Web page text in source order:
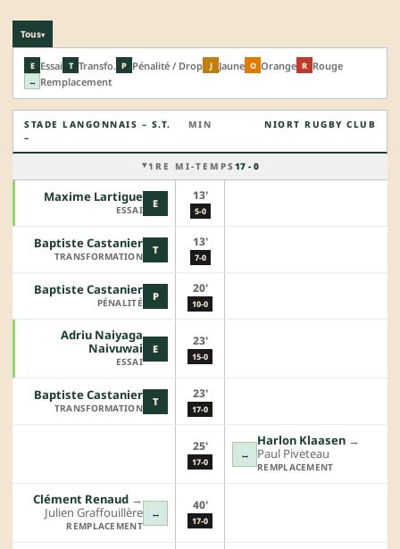
Tous▾
E Essai T Transfo. P Pénalité / Drop J Jaune O Orange R Rouge
↔ Remplacement
STADE LANGONNAIS – S.T.
–
MIN NIORT RUGBY CLUB
1RE MI-TEMPS 17 - 0
E
Maxime Lartigue
ESSAI
13'
5-0
T
Baptiste Castanier
TRANSFORMATION
13'
7-0
P
Baptiste Castanier
PÉNALITÉ
20'
10-0
E
Adriu Naiyaga
Naivuwai
ESSAI
23'
15-0
T
Baptiste Castanier
TRANSFORMATION
23'
17-0
25'
17-0
↔
Harlon Klaasen →︎
Paul Piveteau
REMPLACEMENT
↔
Clément Renaud →︎
Julien Graffouillère
REMPLACEMENT
40'
17-0